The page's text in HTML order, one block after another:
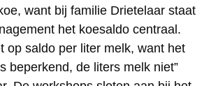
want bij familie Drietelaar staat
het koesaldo centraal.
op saldo per liter melk, want het
beperkend, de liters melk niet”